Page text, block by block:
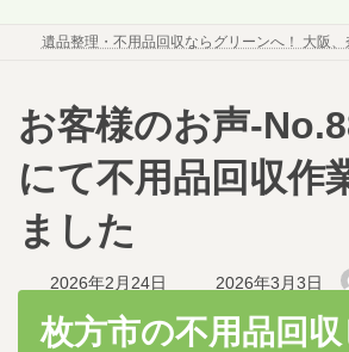
遺品整理・不用品回収ならグリーンへ！ 大阪
お客様のお声-
にて不用品回収作
ました
2026年2月24日
最
終
更
新
2026年3月3日
枚方市の不用品回